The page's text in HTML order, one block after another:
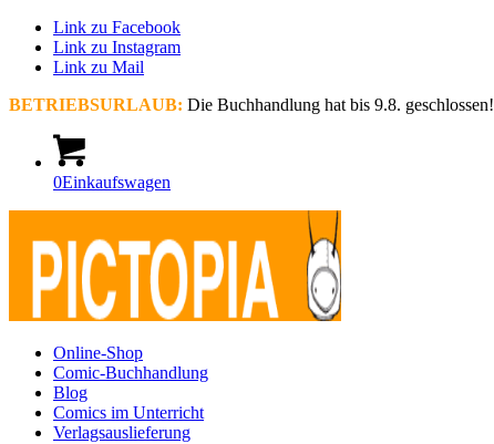
Link zu Facebook
Link zu Instagram
Link zu Mail
BETRIEBSURLAUB: Die Buchhandlung hat bis 9.8. geschlossen!
0Einkaufswagen
Online-Shop
Comic-Buchhandlung
Blog
Comics im Unterricht
Verlagsauslieferung